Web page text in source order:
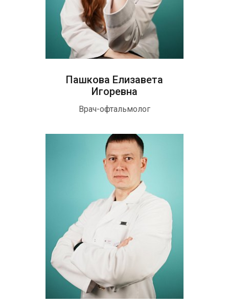
Пашкова Елизавета
Игоревна
Врач-офтальмолог